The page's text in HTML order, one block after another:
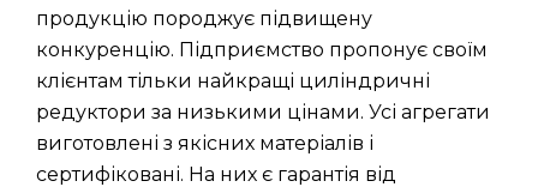
продукцію породжує підвищену
конкуренцію. Підприємство пропонує своїм
клієнтам тільки найкращі циліндричні
редуктори за низькими цінами. Усі агрегати
виготовлені з якісних матеріалів і
сертифіковані. На них є гарантія від